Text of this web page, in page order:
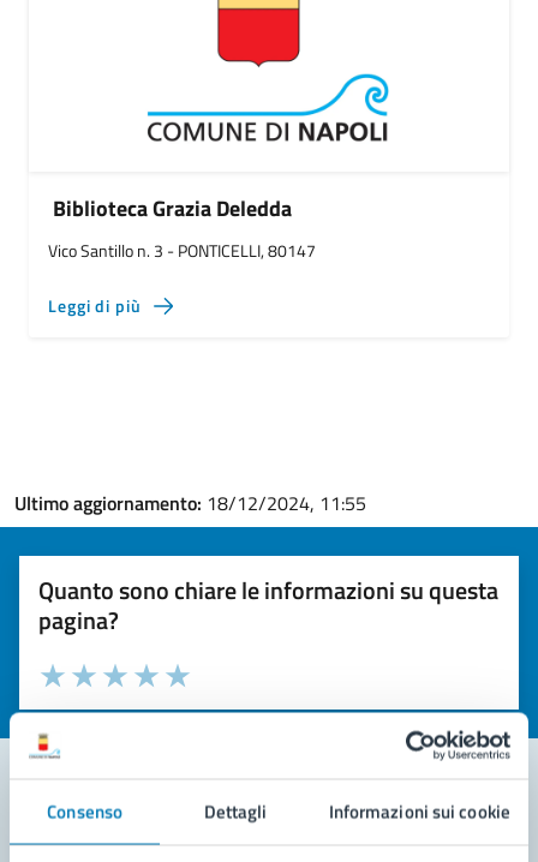
Consenso Dettagli Informazioni sui cookie
Biblioteca Grazia Deledda
Vico Santillo n. 3 - PONTICELLI, 80147
Leggi di più
Ultimo aggiornamento: 18/12/2024, 11:55
Quanto sono chiare le informazioni su questa
pagina?
Valuta la chiarezza delle informazioni (da 1 a 5 stelle)
Seleziona il numero di stelle per valutare la chiarezza delle
Valuta 5 stelle su 5
Valuta 4 stelle su 5
Valuta 3 stelle su 5
Valuta 2 stelle su 5
Valuta 1 stelle su 5
Contatta il comune